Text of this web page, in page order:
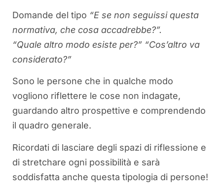
Domande del tipo “E se non seguissi questa
normativa, che cosa accadrebbe?”.
“Quale altro modo esiste per?” “Cos’altro va
considerato?”
Sono le persone che in qualche modo
vogliono riflettere le cose non indagate,
guardando altro prospettive e comprendendo
il quadro generale.
Ricordati di lasciare degli spazi di riflessione e
di stretchare ogni possibilità e sarà
soddisfatta anche questa tipologia di persone!